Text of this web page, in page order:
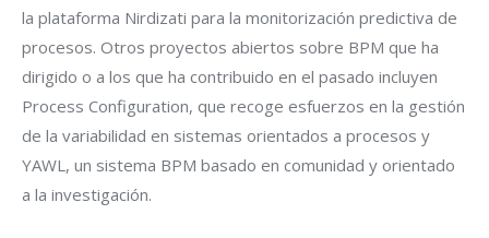
la plataforma Nirdizati para la monitorización predictiva de
procesos. Otros proyectos abiertos sobre BPM que ha
dirigido o a los que ha contribuido en el pasado incluyen
Process Configuration, que recoge esfuerzos en la gestión
de la variabilidad en sistemas orientados a procesos y
YAWL, un sistema BPM basado en comunidad y orientado
a la investigación.